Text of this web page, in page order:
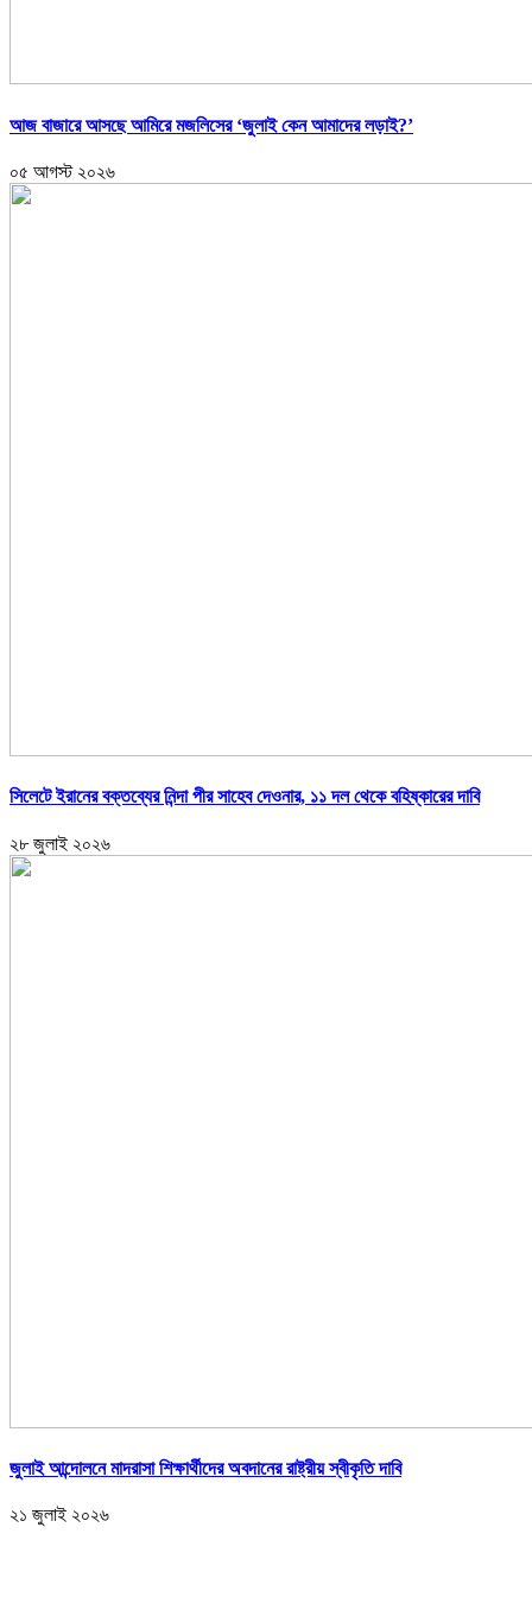
আজ বাজারে আসছে আমিরে মজলিসের ‘জুলাই কেন আমাদের লড়াই?’
০৫ আগস্ট ২০২৬
সিলেটে ইরানের বক্তব্যের নিন্দা পীর সাহেব দেওনার, ১১ দল থেকে বহিষ্কারের দাবি
২৮ জুলাই ২০২৬
জুলাই আন্দোলনে মাদরাসা শিক্ষার্থীদের অবদানের রাষ্ট্রীয় স্বীকৃতি দাবি
২১ জুলাই ২০২৬